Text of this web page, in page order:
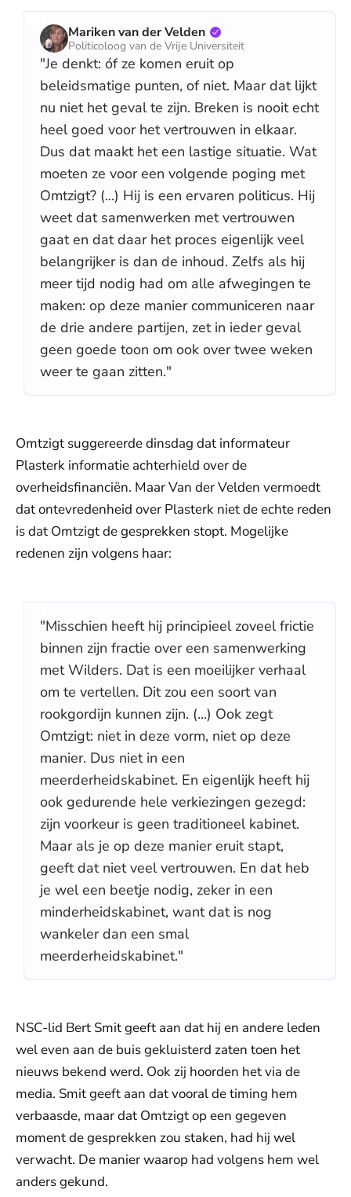
Mariken van der Velden
Politicoloog van de Vrije Universiteit
"Je denkt: óf ze komen eruit op
beleidsmatige punten, of niet. Maar dat lijkt
nu niet het geval te zijn. Breken is nooit echt
heel goed voor het vertrouwen in elkaar.
Dus dat maakt het een lastige situatie. Wat
moeten ze voor een volgende poging met
Omtzigt? (...) Hij is een ervaren politicus. Hij
weet dat samenwerken met vertrouwen
gaat en dat daar het proces eigenlijk veel
belangrijker is dan de inhoud. Zelfs als hij
meer tijd nodig had om alle afwegingen te
maken: op deze manier communiceren naar
de drie andere partijen, zet in ieder geval
geen goede toon om ook over twee weken
weer te gaan zitten."
Omtzigt suggereerde dinsdag dat informateur
Plasterk informatie achterhield over de
overheidsfinanciën. Maar Van der Velden vermoedt
dat ontevredenheid over Plasterk niet de echte reden
is dat Omtzigt de gesprekken stopt. Mogelijke
redenen zijn volgens haar:
"Misschien heeft hij principieel zoveel frictie
binnen zijn fractie over een samenwerking
met Wilders. Dat is een moeilijker verhaal
om te vertellen. Dit zou een soort van
rookgordijn kunnen zijn. (...) Ook zegt
Omtzigt: niet in deze vorm, niet op deze
manier. Dus niet in een
meerderheidskabinet. En eigenlijk heeft hij
ook gedurende hele verkiezingen gezegd:
zijn voorkeur is geen traditioneel kabinet.
Maar als je op deze manier eruit stapt,
geeft dat niet veel vertrouwen. En dat heb
je wel een beetje nodig, zeker in een
minderheidskabinet, want dat is nog
wankeler dan een smal
meerderheidskabinet."
NSC-lid Bert Smit geeft aan dat hij en andere leden
wel even aan de buis gekluisterd zaten toen het
nieuws bekend werd. Ook zij hoorden het via de
media. Smit geeft aan dat vooral de timing hem
verbaasde, maar dat Omtzigt op een gegeven
moment de gesprekken zou staken, had hij wel
verwacht. De manier waarop had volgens hem wel
anders gekund.